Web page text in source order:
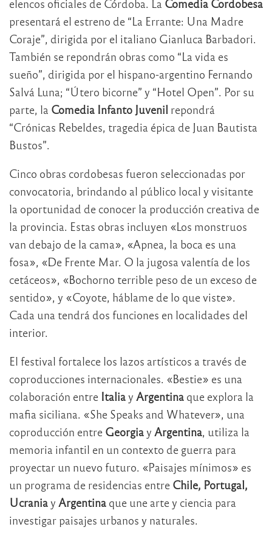
elencos oficiales de Córdoba. La Comedia Cordobesa
presentará el estreno de “La Errante: Una Madre
Coraje”, dirigida por el italiano Gianluca Barbadori.
También se repondrán obras como “La vida es
sueño”, dirigida por el hispano-argentino Fernando
Salvá Luna; “Útero bicorne” y “Hotel Open”. Por su
parte, la Comedia Infanto Juvenil repondrá
“Crónicas Rebeldes, tragedia épica de Juan Bautista
Bustos”.
Cinco obras cordobesas fueron seleccionadas por
convocatoria, brindando al público local y visitante
la oportunidad de conocer la producción creativa de
la provincia. Estas obras incluyen «Los monstruos
van debajo de la cama», «Apnea, la boca es una
fosa», «De Frente Mar. O la jugosa valentía de los
cetáceos», «Bochorno terrible peso de un exceso de
sentido», y «Coyote, háblame de lo que viste».
Cada una tendrá dos funciones en localidades del
interior.
El festival fortalece los lazos artísticos a través de
coproducciones internacionales. «Bestie» es una
colaboración entre Italiay Argentina que explora la
mafia siciliana. «She Speaks and Whatever», una
coproducción entre Georgiay Argentina, utiliza la
memoria infantil en un contexto de guerra para
proyectar un nuevo futuro. «Paisajes mínimos» es
un programa de residencias entre Chile, Portugal,
Ucraniay Argentina que une arte y ciencia para
investigar paisajes urbanos y naturales.